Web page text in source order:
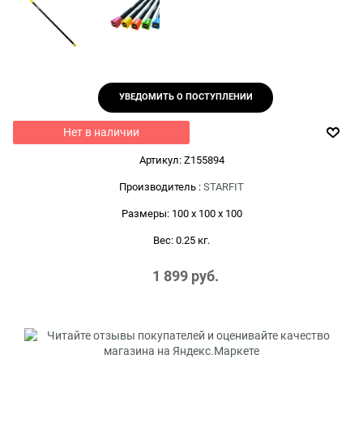
УВЕДОМИТЬ О ПОСТУПЛЕНИИ
Нет в наличии
Артикул: Z155894
Производитель : STARFIT
Размеры: 100 x 100 x 100
Вес: 0.25 кг.
1 899 руб.